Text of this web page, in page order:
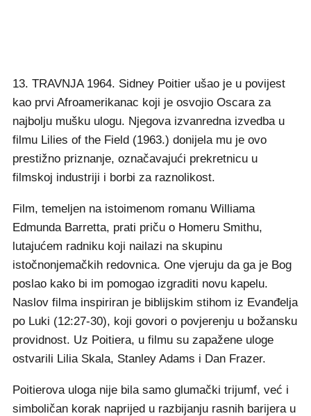
13. TRAVNJA 1964. Sidney Poitier ušao je u povijest
kao prvi Afroamerikanac koji je osvojio Oscara za
najbolju mušku ulogu. Njegova izvanredna izvedba u
filmu Lilies of the Field (1963.) donijela mu je ovo
prestižno priznanje, označavajući prekretnicu u
filmskoj industriji i borbi za raznolikost.
Film, temeljen na istoimenom romanu Williama
Edmunda Barretta, prati priču o Homeru Smithu,
lutajućem radniku koji nailazi na skupinu
istočnonjemačkih redovnica. One vjeruju da ga je Bog
poslao kako bi im pomogao izgraditi novu kapelu.
Naslov filma inspiriran je biblijskim stihom iz Evanđelja
po Luki (12:27-30), koji govori o povjerenju u božansku
providnost. Uz Poitiera, u filmu su zapažene uloge
ostvarili Lilia Skala, Stanley Adams i Dan Frazer.
Poitierova uloga nije bila samo glumački trijumf, već i
simboličan korak naprijed u razbijanju rasnih barijera u